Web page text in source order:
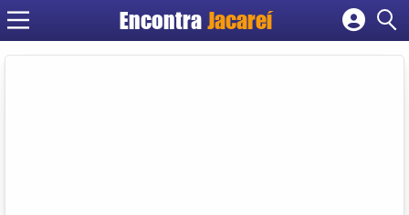
Encontra Jacareí
Cadastrar empresa